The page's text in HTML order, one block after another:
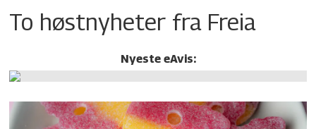
To høstnyheter fra Freia
Nyeste eAvis: